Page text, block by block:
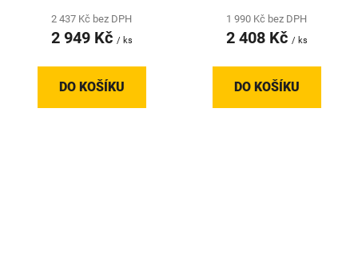
2 437 Kč bez DPH
2 949 Kč / ks
DO KOŠÍKU
1 990 Kč bez DPH
2 408 Kč / ks
DO KOŠÍKU